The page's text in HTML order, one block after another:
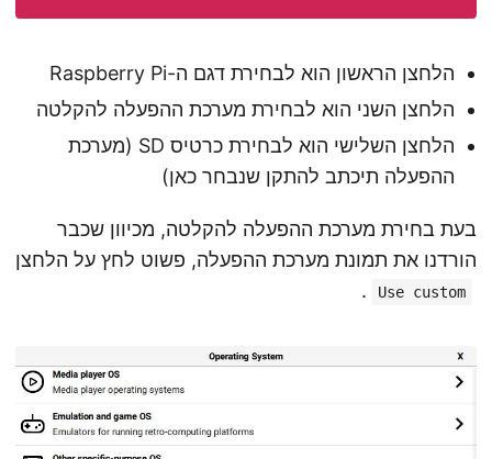
הלחצן הראשון הוא לבחירת דגם ה-Raspberry Pi
הלחצן השני הוא לבחירת מערכת ההפעלה להקלטה
הלחצן השלישי הוא לבחירת כרטיס SD (מערכת
ההפעלה תיכתב להתקן שנבחר כאן)
בעת בחירת מערכת ההפעלה להקלטה, מכיוון שכבר
הורדנו את תמונת מערכת ההפעלה, פשוט לחץ על הלחצן
Use custom
.